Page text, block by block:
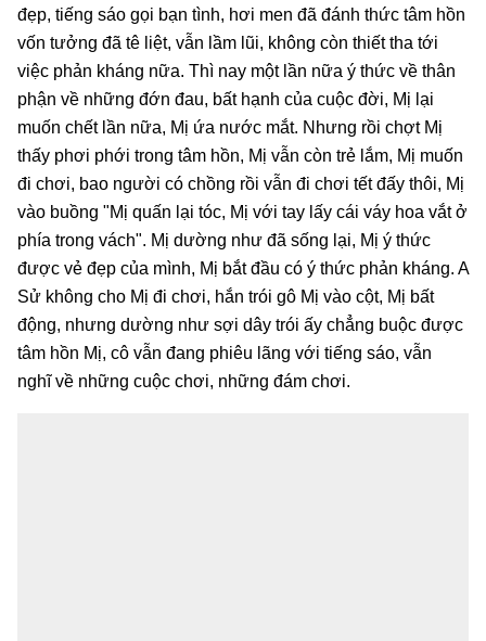
đẹp, tiếng sáo gọi bạn tình, hơi men đã đánh thức tâm hồn
vốn tưởng đã tê liệt, vẫn lầm lũi, không còn thiết tha tới
việc phản kháng nữa. Thì nay một lần nữa ý thức về thân
phận về những đớn đau, bất hạnh của cuộc đời, Mị lại
muốn chết lần nữa, Mị ứa nước mắt. Nhưng rồi chợt Mị
thấy phơi phới trong tâm hồn, Mị vẫn còn trẻ lắm, Mị muốn
đi chơi, bao người có chồng rồi vẫn đi chơi tết đấy thôi, Mị
vào buồng "Mị quấn lại tóc, Mị với tay lấy cái váy hoa vắt ở
phía trong vách". Mị dường như đã sống lại, Mị ý thức
được vẻ đẹp của mình, Mị bắt đầu có ý thức phản kháng. A
Sử không cho Mị đi chơi, hắn trói gô Mị vào cột, Mị bất
động, nhưng dường như sợi dây trói ấy chẳng buộc được
tâm hồn Mị, cô vẫn đang phiêu lãng với tiếng sáo, vẫn
nghĩ về những cuộc chơi, những đám chơi.